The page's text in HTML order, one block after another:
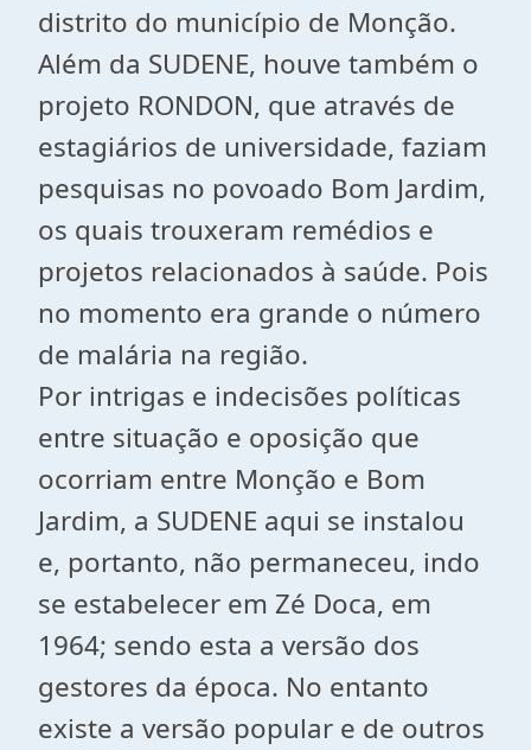
distrito do município de Monção.
Além da SUDENE, houve também o
projeto RONDON, que através de
estagiários de universidade, faziam
pesquisas no povoado Bom Jardim,
os quais trouxeram remédios e
projetos relacionados à saúde. Pois
no momento era grande o número
de malária na região.
Por intrigas e indecisões políticas
entre situação e oposição que
ocorriam entre Monção e Bom
Jardim, a SUDENE aqui se instalou
e, portanto, não permaneceu, indo
se estabelecer em Zé Doca, em
1964; sendo esta a versão dos
gestores da época. No entanto
existe a versão popular e de outros